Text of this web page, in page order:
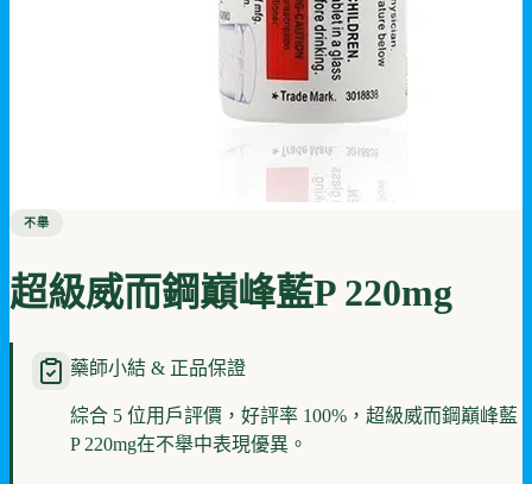
不舉
超級威而鋼巔峰藍P 220mg
藥師小結 & 正品保證
綜合 5 位用戶評價，好評率 100%，超級威而鋼巔峰藍
P 220mg在不舉中表現優異。